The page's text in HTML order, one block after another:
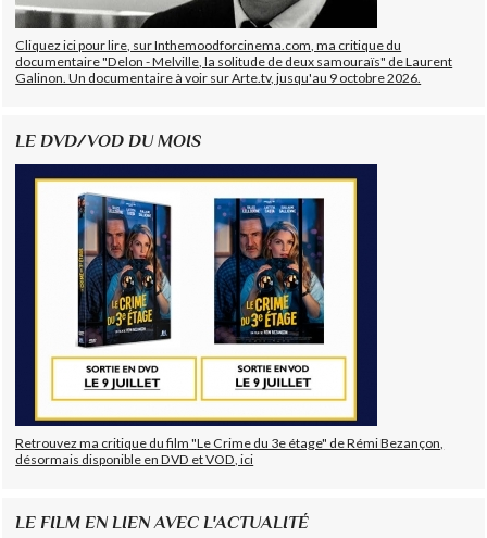
Cliquez ici pour lire, sur Inthemoodforcinema.com, ma critique du
documentaire "Delon - Melville, la solitude de deux samouraïs" de Laurent
Galinon. Un documentaire à voir sur Arte.tv, jusqu'au 9 octobre 2026.
LE DVD/VOD DU MOIS
Retrouvez ma critique du film "Le Crime du 3e étage" de Rémi Bezançon,
désormais disponible en DVD et VOD, ici
LE FILM EN LIEN AVEC L'ACTUALITÉ